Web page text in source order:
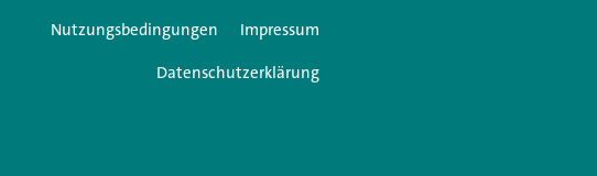
Nutzungsbedingungen
Impressum
Datenschutzerklärung